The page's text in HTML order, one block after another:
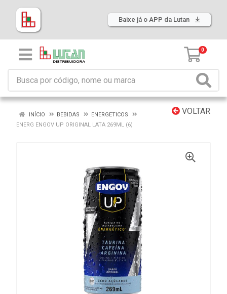
Baixe já o APP da Lutan
0
VOLTAR
INÍCIO BEBIDAS
ENERGETICOS
ENERG ENGOV UP ORIGINAL LATA 269ML (6)